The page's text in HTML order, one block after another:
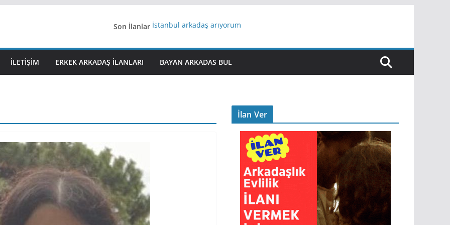
Son İlanlar İstanbul arkadaş arıyorum
Yeni Bir Aşk Lazım
iş arayanlara iş
İLETIŞIM ERKEK ARKADAŞ ILANLARI BAYAN ARKADAS BUL
İlan Ver